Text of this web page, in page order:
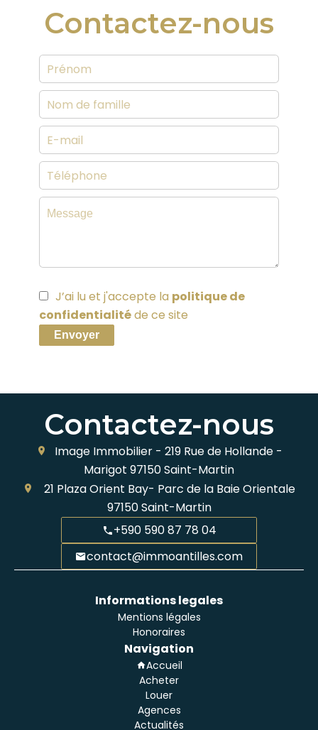
Contactez-nous
J’ai lu et j'accepte la politique de
confidentialitéde ce site
Envoyer
Contactez-nous
Image Immobilier - 219 Rue de Hollande -
Marigot 97150Saint-Martin
21 Plaza Orient Bay- Parc de la Baie Orientale
97150Saint-Martin
+590 590 87 78 04
contact@immoantilles.com
Informations legales
Mentions légales
Honoraires
Navigation
Accueil
Acheter
Louer
Agences
Actualités